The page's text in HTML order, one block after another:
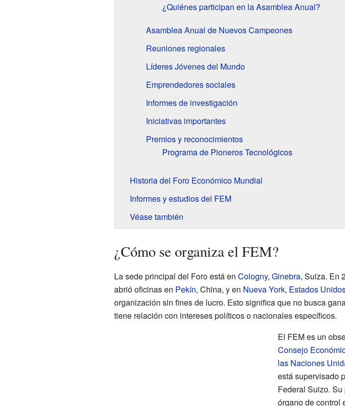
¿Quiénes participan en la Asamblea Anual?
Asamblea Anual de Nuevos Campeones
Reuniones regionales
Líderes Jóvenes del Mundo
Emprendedores sociales
Informes de investigación
Iniciativas importantes
Premios y reconocimientos
Programa de Pioneros Tecnológicos
Historia del Foro Económico Mundial
Informes y estudios del FEM
Véase también
¿Cómo se organiza el FEM?
La sede principal del Foro está en Cologny, Ginebra, Suiza. En
abrió oficinas en Pekín, China, y en Nueva York, Estados
organización sin fines de lucro. Esto significa que no busca
tiene relación con intereses políticos o nacionales específicos.
El FEM es un
Consejo
las Naciones
está supervisado
Federal Suizo.
órgano de control